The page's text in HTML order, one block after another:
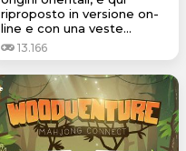
riproposto in versione on-
line e con una veste...
13.166